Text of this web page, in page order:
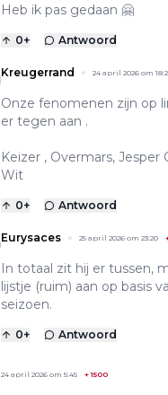
Heb ik pas gedaan 🤗
0+ Antwoord
Kreugerrand 24 april 2026 om
Onze fenomenen zijn op
er tegen aan .
Keizer , Overmars, Jesper
Wit
0+ Antwoord
Eurysaces 25 april 2026 om 23:20
In totaal zit hij er tussen,
lijstje (ruim) aan op basis
seizoen.
0+ Antwoord
24 april 2026 om 5:45 +1500